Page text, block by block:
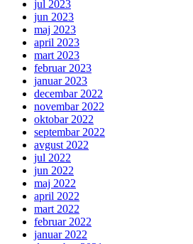
jul 2023
jun 2023
maj 2023
april 2023
mart 2023
februar 2023
januar 2023
decembar 2022
novembar 2022
oktobar 2022
septembar 2022
avgust 2022
jul 2022
jun 2022
maj 2022
april 2022
mart 2022
februar 2022
januar 2022